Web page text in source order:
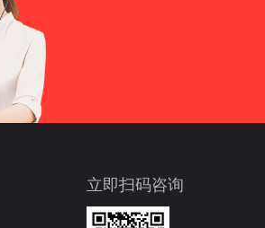
立即扫码咨询